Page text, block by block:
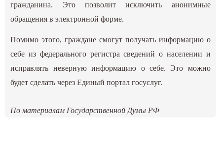
гражданина. Это позволит исключить анонимные
обращения в электронной форме.
Помимо этого, граждане смогут получать информацию о
себе из федерального регистра сведений о населении и
исправлять неверную информацию о себе. Это можно
будет сделать через Единый портал госуслуг.
По материалам Государственной Думы РФ